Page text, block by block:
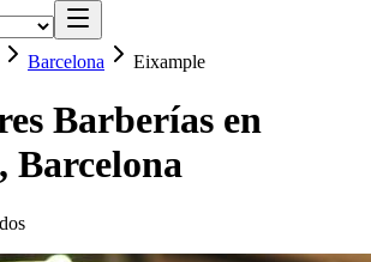
Barcelona Eixample
Barberías en
, Barcelona